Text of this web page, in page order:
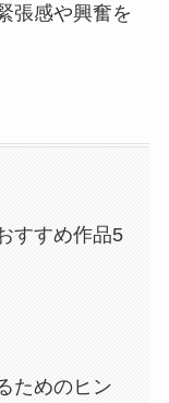
張感や興奮を
すすめ作品5
ためのヒン